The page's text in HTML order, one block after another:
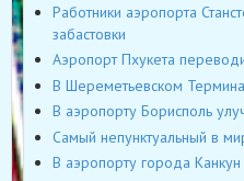
Работники аэропорта
забастовки
Аэропорт Пхукета
В Шереметьевском
В аэропорту Борисполь
Cамый непунктуальный в
В аэропорту города